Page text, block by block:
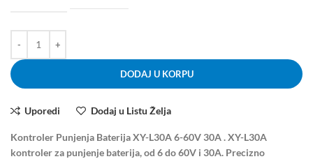
DODAJ U KORPU
Uporedi Dodaj u Listu Želja
Kontroler Punjenja Baterija XY-L30A 6-60V 30A . XY-L30A
kontroler za punjenje baterija, od 6 do 60V i 30A. Precizno